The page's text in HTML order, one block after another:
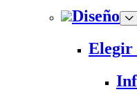
Diseño
Elegir